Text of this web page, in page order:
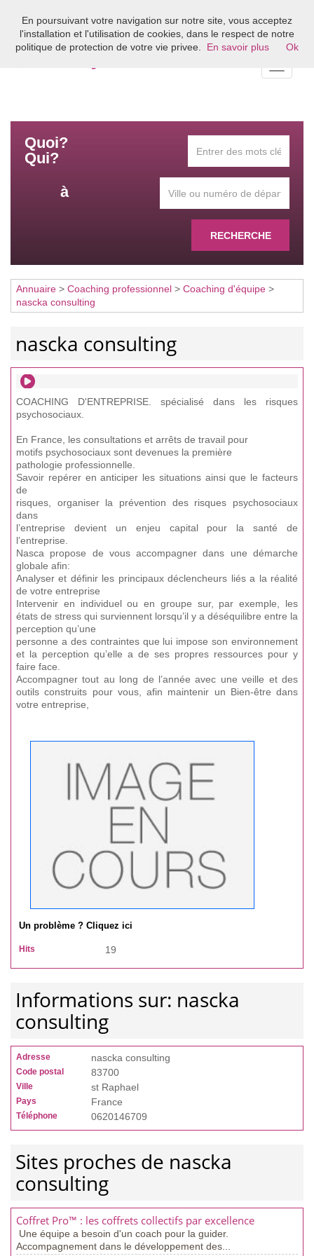
Bienvenue sur l'annuaire du coaching en France
Quoi?
Qui?
à
RECHERCHE
Annuaire > Coaching professionnel > Coaching d'équipe >
nascka consulting
nascka consulting
COACHING D'ENTREPRISE. spécialisé dans les risques
psychosociaux.
En France, les consultations et arrêts de travail pour
motifs psychosociaux sont devenues la première
pathologie professionnelle.
Savoir repérer en anticiper les situations ainsi que le facteurs
de
risques, organiser la prévention des risques psychosociaux
dans
l’entreprise devient un enjeu capital pour la santé de
l’entreprise.
Nasca propose de vous accompagner dans une démarche
globale afin:
Analyser et définir les principaux déclencheurs liés a la réalité
de votre entreprise
Intervenir en individuel ou en groupe sur, par exemple, les
états de stress qui surviennent lorsqu’il y a déséquilibre entre la
perception qu’une
personne a des contraintes que lui impose son environnement
et la perception qu’elle a de ses propres ressources pour y
faire face.
Accompagner tout au long de l’année avec une veille et des
outils construits pour vous, afin maintenir un Bien-être dans
votre entreprise,
Un problème ? Cliquez ici
Hits 19
Informations sur: nascka
consulting
Adresse nascka consulting
Code postal 83700
Ville st Raphael
Pays France
Téléphone 0620146709
Sites proches de nascka
consulting
Coffret Pro™ : les coffrets collectifs par excellence
Une équipe a besoin d'un coach pour la guider.
Accompagnement dans le développement des...
En poursuivant votre navigation sur notre site, vous acceptez
l'installation et l'utilisation de cookies, dans le respect de notre
politique de protection de votre vie privee.
En savoir plus Ok